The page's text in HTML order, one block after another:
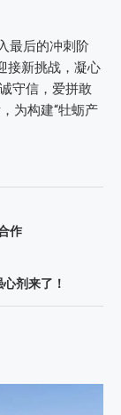
最后的冲刺阶
接新挑战，凝心
守信，爱拼敢
为构建“牡蛎产
作
剂来了！